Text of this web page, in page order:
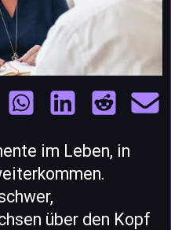
im Leben, in
über den Kopf